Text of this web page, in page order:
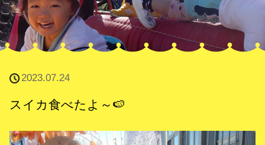
2023.07.24
スイカ食べたよ～🍉